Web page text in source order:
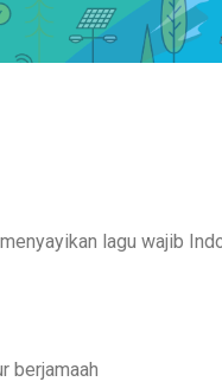
lagu wajib
berjamaah